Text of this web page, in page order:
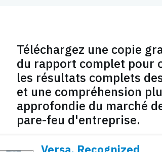
Téléchargez une copie
du rapport complet pour
les résultats complets
et une compréhension
approfondie du marché
pare-feu d'entreprise.
Versa. Recognized